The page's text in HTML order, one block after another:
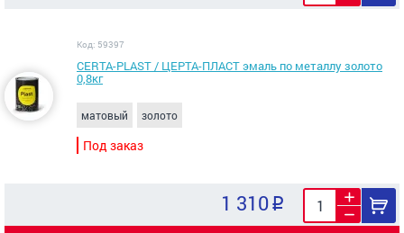
Код: 59397
CERTA-PLAST / ЦЕРТА-ПЛАСТ эмаль по металлу золото
0,8кг
матовый золото
Под заказ
1 310